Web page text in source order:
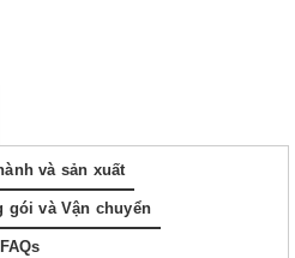
và sản xuất
gói và Vận chuyển
FAQs